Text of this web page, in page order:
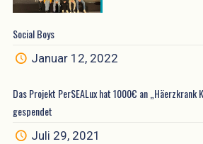
Social Boys
Januar 12, 2022
Das Projekt PerSEALux hat 1000€ an „Häerzkrank
gespendet
Juli 29, 2021